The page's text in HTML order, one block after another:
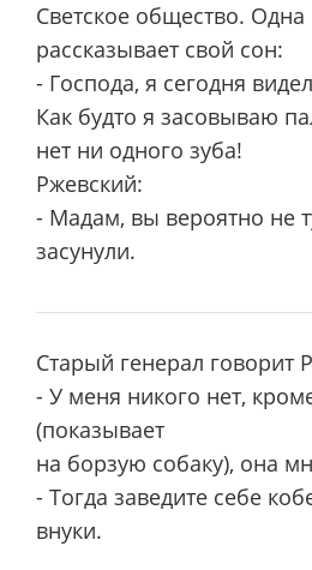
Светское общество. Одна
рассказывает свой сон:
- Господа, я сегодня
Как будто я засовываю
нет ни одного зуба!
Ржевский:
- Мадам, вы вероятно не
засунули.
Стаpый генеpал говоpит
- У меня никого нет,
(показывает
на боpзую собаку), она
- Тогда заведите себе
внуки.